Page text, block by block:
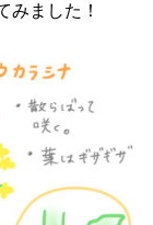
みました！